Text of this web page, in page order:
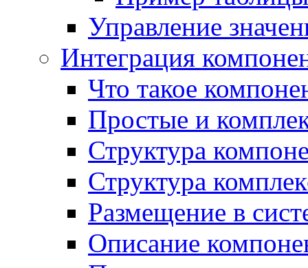
Управление
Интеграция
Что такое
Простые и
Структура
Структура
Размещение в
Описание